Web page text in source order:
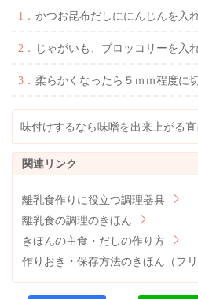
かつお昆布だしににんじんを入
じゃがいも、ブロッコリーを入
柔らかくなったら５ｍｍ程度に
味付けするなら味噌を出来上がる直
離乳食作りに役立つ調理器具
離乳食の調理のきほん
きほんの主食・だしの作り方
作りおき・保存方法のきほん（フリ